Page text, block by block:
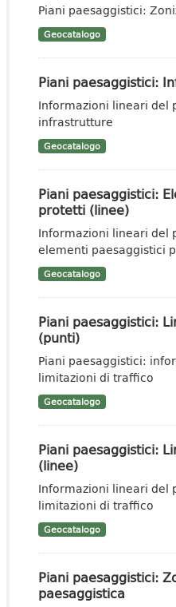
Piani paesaggistici:
Geocatalogo
Piani paesaggistici:
Informazioni lineari del
infrastrutture
Geocatalogo
Piani paesaggistici:
protetti (linee)
Informazioni lineari del
elementi paesaggistici
Geocatalogo
Piani paesaggistici:
(punti)
Piani paesaggistici:
limitazioni di traffico
Geocatalogo
Piani paesaggistici:
(linee)
Informazioni lineari del
limitazioni di traffico
Geocatalogo
Piani paesaggistici:
paesaggistica